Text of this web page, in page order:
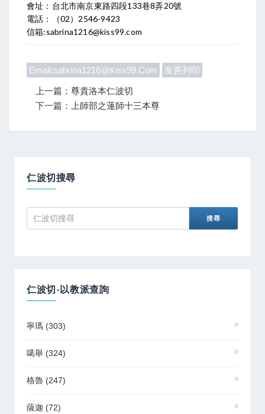
會址：台北市南京東路四段133巷8弄20號
電話：（02）2546-9423
信箱:sabrina1216@kiss99.com
Email:sabrina1216@kiss99.com 友善列印
上一篇：尊貴洛本仁波切
下一篇：上師部之蓮師十三本尊
仁波切搜尋
仁波切-以教派查詢
寧瑪 (303)
噶舉 (324)
格魯 (247)
薩迦 (72)